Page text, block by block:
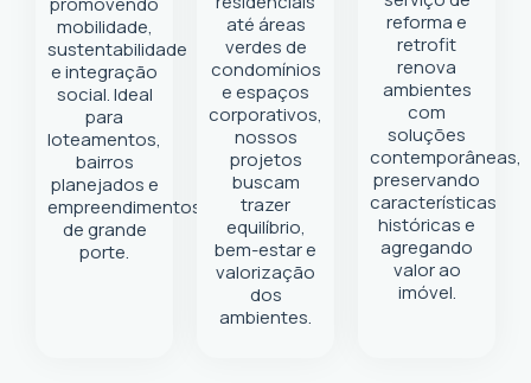
mobilidade,
sustentabilidade
e integração
social. Ideal
para
loteamentos,
bairros
planejados e
empreendimentos
de grande
porte.
até áreas
verdes de
condomínios
e espaços
corporativos,
nossos
projetos
buscam
trazer
equilíbrio,
bem-estar e
valorização
dos
ambientes.
reforma e
retrofit
renova
ambientes
com
soluções
contemporâneas,
preservando
características
históricas e
agregando
valor ao
imóvel.